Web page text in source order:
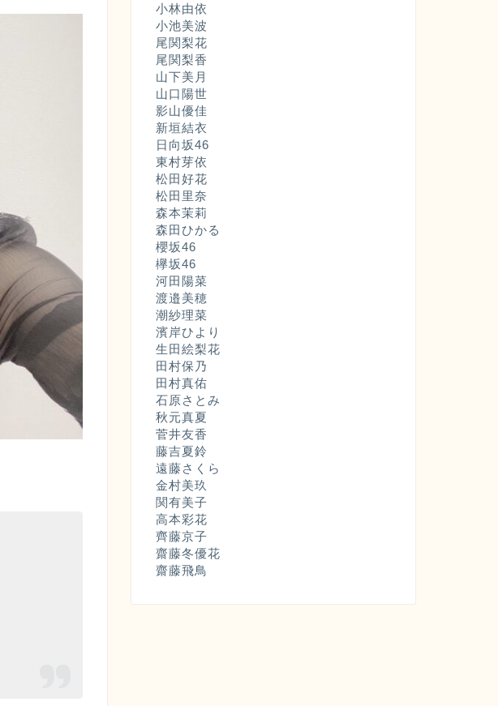
小林由依
小池美波
尾関梨花
尾関梨香
山下美月
山口陽世
影山優佳
新垣結衣
日向坂46
東村芽依
松田好花
松田里奈
森本茉莉
森田ひかる
櫻坂46
欅坂46
河田陽菜
渡邉美穂
潮紗理菜
濱岸ひより
生田絵梨花
田村保乃
田村真佑
石原さとみ
秋元真夏
菅井友香
藤吉夏鈴
遠藤さくら
金村美玖
関有美子
高本彩花
齊藤京子
齋藤冬優花
齋藤飛鳥